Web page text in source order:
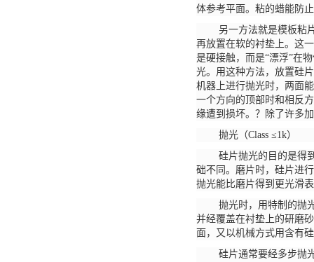
体参考平面。粘的蜡能防
另一方法就是模板粘
再放置在软的衬垫上。这
是硬接触，而是“漂浮”在
光。用这种方法，放置硅
机器上进行抛光时，两面
一个方向的顶部时和相反
缘遭到损坏。？除了许多
抛光（Class ≤1k）
硅片抛光的目的是得
础不同。磨片时，硅片进
抛光能比磨片得到更光滑
抛光时，用特制的抛
并经覆盖在衬垫上的研磨
面，又以机械方式用含有
硅片通常要经多步抛